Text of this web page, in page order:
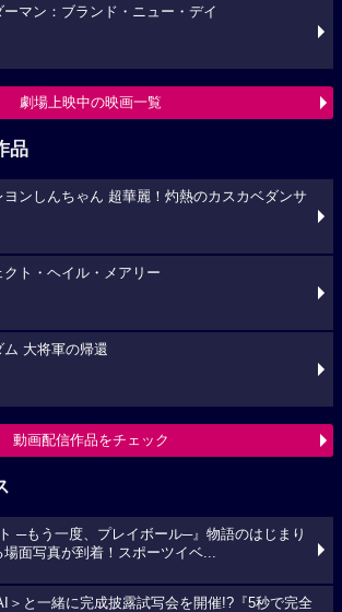
ーマン：ブランド・ニュー・デイ
劇場上映中の映画一覧
品
ヨンしんちゃん 超華麗！灼熱のカスカベダンサ
クト・ヘイル・メアリー
ム 大将軍の帰還
動画配信作品をチェック
ト ─もう一度、プレイボール─』物語のはじまり
場面写真が到着！スポーツイベ...
＞と一緒に完成披露試写会を開催!?『5秒で完全